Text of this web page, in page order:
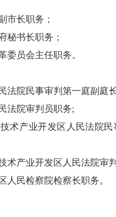
市长职务；
秘书长职务；
员会主任职务。
法院民事审判第一庭副庭
法院审判员职务;
术产业开发区人民法院
产业开发区人民法院审
民检察院检察长职务。